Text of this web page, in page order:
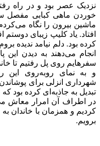
نزدیک عصر بود و در راه
خوردن ماهی کبابی مفصل
ماشین بیرون را نگاه
افتاد. یاد کلیپ زیبای دوستم
کرده بود. دلم نیامد ندیده
انجام می‌دهند به دیدن این
سفرهایم روی پل رفتیم تا
و به نمای روبه‌روی این
شهرداری انزلی برای
تبدیل به جاذبه‌ای کرده بود
در اطراف آن امرار معاش
کردیم و همزمان با خاندان
برویم.